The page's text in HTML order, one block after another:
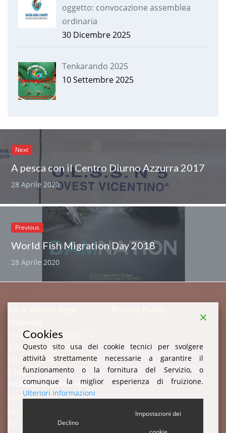
oggetto: convocazione assemblea
ordinaria
30 Dicembre 2025
Tenkarando 2025
10 Settembre 2025
Next
A pesca con il Centro Diurno Azzurra 2017
28 Aprile 2020
Previous
World Fish Migration Day 2018
28 Aprile 2020
Via Don Enrico Tazzoli, 3,
36078 Valdagno (VI)
Tel. (+39) 348 003 3857
E-mail:
C.F. 94003520247 P.IVA:
Cookies
Questo sito usa dei cookie tecnici per svolgere
attività strettamente necessarie a garantire il
funzionamento o la fornitura del Servizio, o
comunque la miglior esperienza di fruizione.
Ulteriori informazioni
Declino
Impostazioni dei